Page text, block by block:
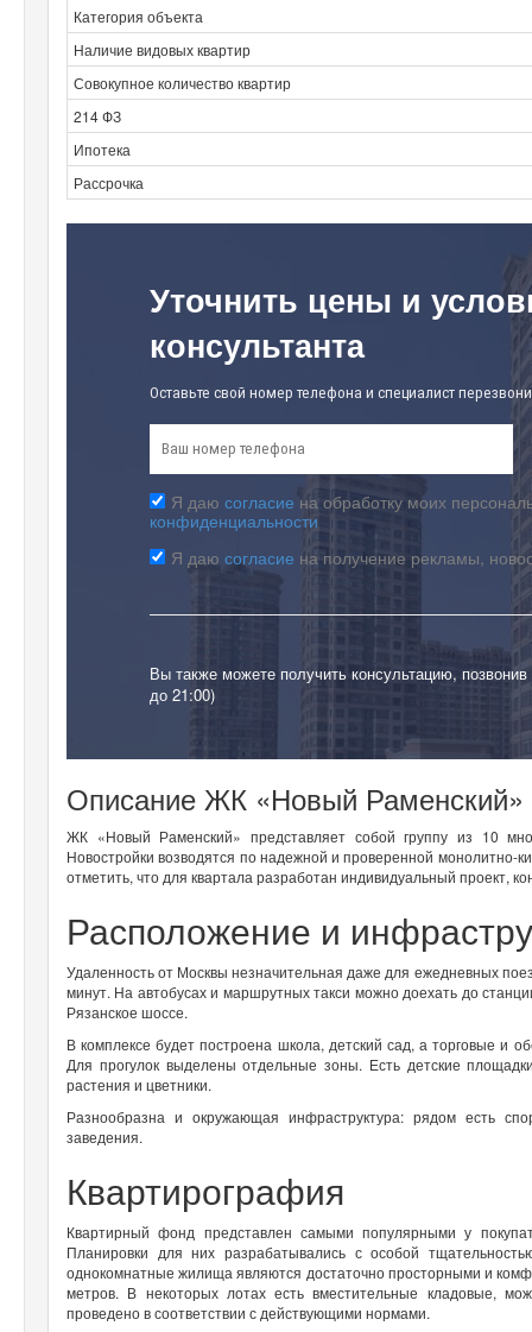
Категория объекта
Наличие видовых квартир
Совокупное количество квартир
214 ФЗ
Ипотека
Рассрочка
Уточнить цены и
консультанта
Оставьте свой номер телефона и специалист
Я даю согласие на обработку моих
конфиденциальности
Я даю согласие на получение рекламы,
Вы также можете получить консультацию,
до 21:00)
Описание ЖК «Новый Раменский»
ЖК «Новый Раменский» представляет собой группу из 10
Новостройки возводятся по надежной и проверенной монолитно-
отметить, что для квартала разработан индивидуальный проект,
Расположение и
Удаленность от Москвы незначительная даже для ежедневных
минут. На автобусах и маршрутных такси можно доехать до
Рязанское шоссе.
В комплексе будет построена школа, детский сад, а торговые и
Для прогулок выделены отдельные зоны. Есть детские
растения и цветники.
Разнообразна и окружающая инфраструктура: рядом есть
заведения.
Квартирография
Квартирный фонд представлен самыми популярными у
Планировки для них разрабатывались с особой
однокомнатные жилища являются достаточно просторными и
метров. В некоторых лотах есть вместительные кладовые,
проведено в соответствии с действующими нормами.